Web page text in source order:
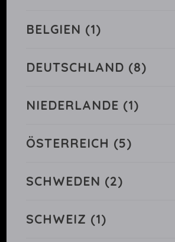
BELGIEN (1)
DEUTSCHLAND (8)
NIEDERLANDE (1)
ÖSTERREICH (5)
SCHWEDEN (2)
SCHWEIZ (1)